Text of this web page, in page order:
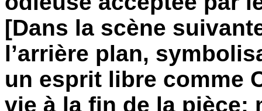
[Dans la scène
l’arrière plan,
un esprit libre comme
vie à la fin de la pièce: